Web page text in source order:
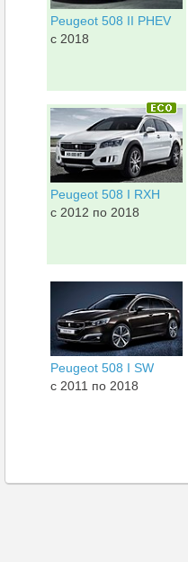
Peugeot 508 II PHEV
c 2018
Peugeot 508 I RXH
c 2012 по 2018
Peugeot 508 I SW
c 2011 по 2018